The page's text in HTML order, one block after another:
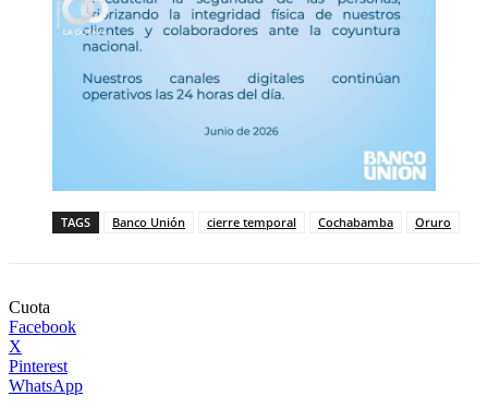
TAGS Banco Unión cierre temporal Cochabamba Oruro
Cuota
Facebook
X
Pinterest
WhatsApp